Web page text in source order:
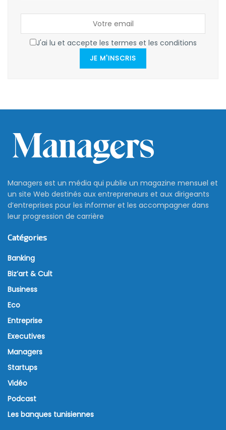
J'ai lu et accepte les termes et les conditions
JE M'INSCRIS
Managers est un média qui publie un magazine mensuel et
un site Web destinés aux entrepreneurs et aux dirigeants
d’entreprises pour les informer et les accompagner dans
leur progression de carrière
Catégories
Banking
Biz’art & Cult
Business
Eco
Entreprise
Executives
Managers
Startups
Vidéo
Podcast
Les banques tunisiennes